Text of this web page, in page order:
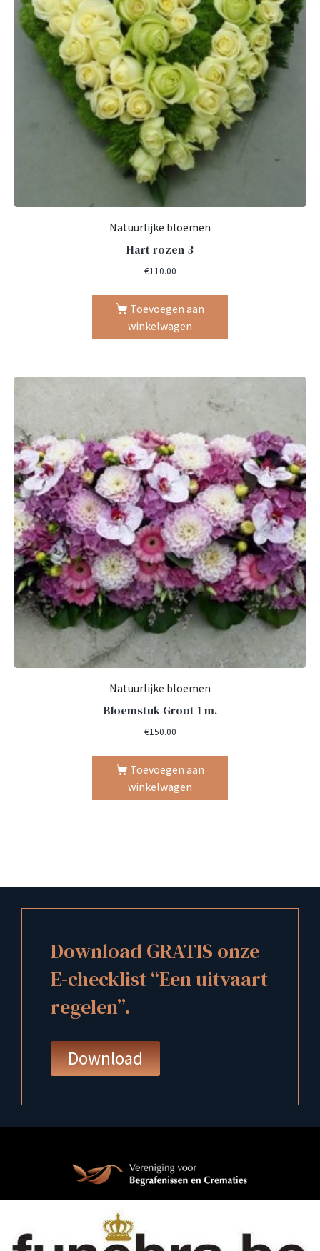
Natuurlijke bloemen
Hart rozen 3
€110.00
Toevoegen aan
winkelwagen
Natuurlijke bloemen
Bloemstuk Groot 1 m.
€150.00
Toevoegen aan
winkelwagen
Download GRATIS onze
E-checklist “Een uitvaart
regelen”.
Download